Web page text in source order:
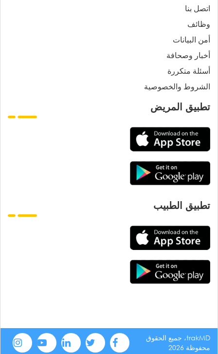
اتصل بنا
وظائف
أمن البيانات
أخبار وصحافة
أسئلة متكررة
الشروط والخصوصية
تطبيق المريض
تطبيق الطبيب
trakMD، جميع الحقوق
محفوظة 2026